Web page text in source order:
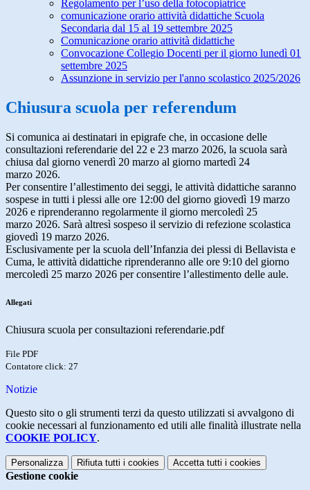
Regolamento per l’uso della fotocopiatrice
comunicazione orario attività didattiche Scuola
Secondaria dal 15 al 19 settembre 2025
Comunicazione orario attività didattiche
Convocazione Collegio Docenti per il giorno lunedì 01
settembre 2025
Assunzione in servizio per l'anno scolastico 2025/2026
Chiusura scuola per referendum
Si comunica ai destinatari in epigrafe che, in occasione delle
consultazioni referendarie del 22 e 23 marzo 2026, la scuola sarà
chiusa dal giorno venerdì 20 marzo al giorno martedì 24
marzo 2026.
Per consentire l’allestimento dei seggi, le attività didattiche saranno
sospese in tutti i plessi alle ore 12:00 del giorno giovedì 19 marzo
2026 e riprenderanno regolarmente il giorno mercoledì 25
marzo 2026. Sarà altresì sospeso il servizio di refezione scolastica
giovedì 19 marzo 2026.
Esclusivamente per la scuola dell’Infanzia dei plessi di Bellavista e
Cuma, le attività didattiche riprenderanno alle ore 9:10 del giorno
mercoledì 25 marzo 2026 per consentire l’allestimento delle aule.
Allegati
Chiusura scuola per consultazioni referendarie.pdf
File PDF
Contatore click: 27
Notizie
Questo sito o gli strumenti terzi da questo utilizzati si avvalgono di
cookie necessari al funzionamento ed utili alle finalità illustrate nella
COOKIE POLICY.
Personalizza Rifiuta tutti i cookies Accetta tutti i cookies
Gestione cookie